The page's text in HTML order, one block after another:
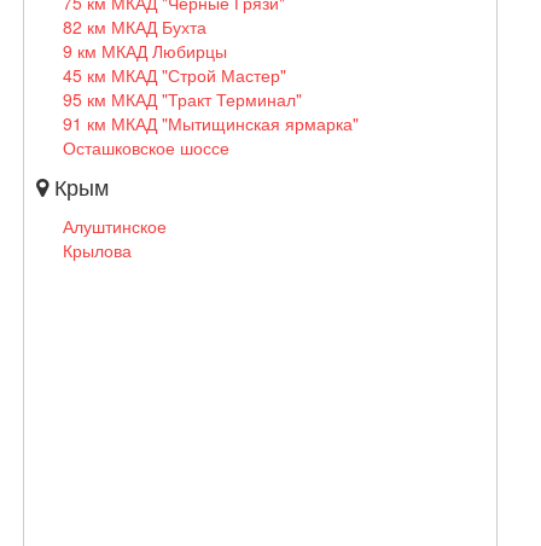
82 км МКАД Бухта
9 км МКАД Любирцы
45 км МКАД "Строй Мастер"
95 км МКАД "Тракт Терминал"
91 км МКАД "Мытищинская ярмарка"
Осташковское шоссе
Крым
Алуштинское
Крылова